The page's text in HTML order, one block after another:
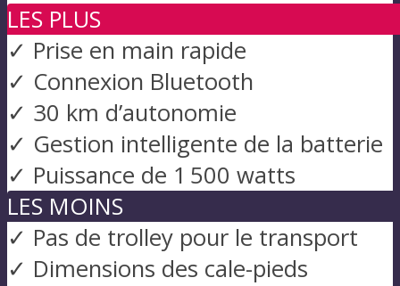
LES PLUS
✓ Prise en main rapide
✓ Connexion Bluetooth
✓ 30 km d’autonomie
✓ Gestion intelligente de la batterie
✓ Puissance de 1 500 watts
LES MOINS
✓ Pas de trolley pour le transport
✓ Dimensions des cale-pieds